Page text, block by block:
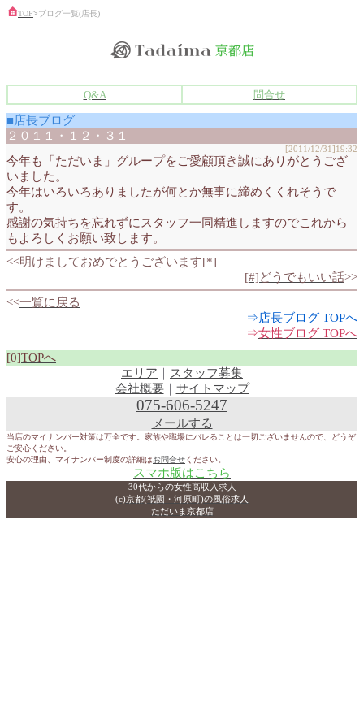
TOP>ブログ一覧(店長)
Q&A 問合せ
■店長ブログ
２０１１・１２・３１
[2011/12/31]19:32
今年も「ただいま」グループをご愛顧頂き誠にありがとうござ
いました。
今年はいろいろありましたが何とか無事に締めくくれそうで
す。
感謝の気持ちを忘れずにスタッフ一同精進しますのでこれから
もよろしくお願い致します。
<<明けましておめでとうございます[*]
[#]どうでもいい話>>
<<一覧に戻る
⇒店長ブログ TOPへ
⇒女性ブログ TOPへ
[0]TOPへ
エリア
スタッフ募集
会社概要｜ サイトマップ
075-606-5247
メールする
当店のマイナンバー対策は万全です。家族や職場にバレることは一切ございませんので、どうぞ
ご安心ください。
安心の理由、マイナンバー制度の詳細はお問合せください。
スマホ版はこちら
30代からの女性高収入求人
(c)京都(祇園・河原町)の風俗求人
ただいま京都店